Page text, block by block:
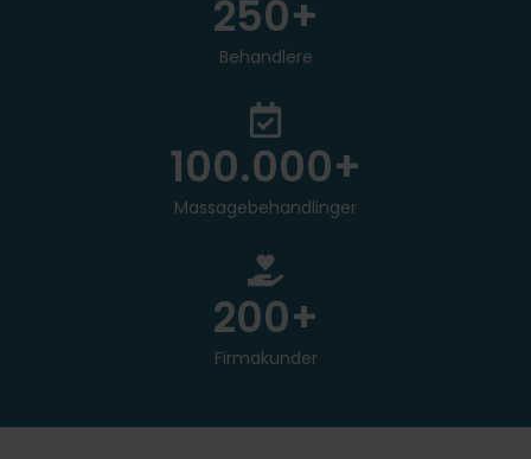
Behandlere
250+
Massagebehandlinger
100.000+
Firmakunder
200+